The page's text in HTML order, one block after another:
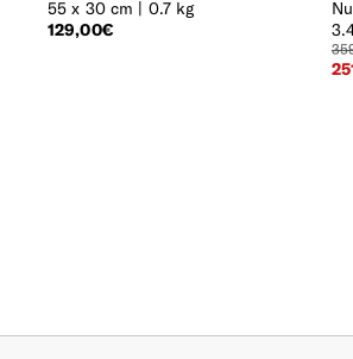
55 x 30 cm | 0.7 kg
129,00€